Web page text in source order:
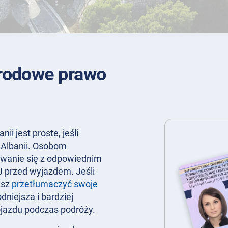
prawo
jest proste, jeśli
Osobom
się z odpowiednim
przed wyjazdem. Jeśli
przetłumaczyć swoje
i bardziej
podczas podróży.